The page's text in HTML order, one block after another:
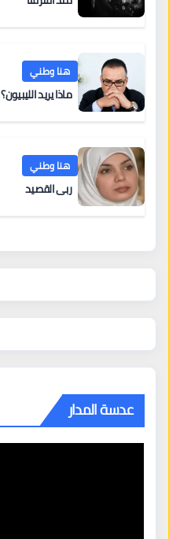
هنا وطني
ماذا يريد الليبيون؟
هنا وطني
ربى القصيد
عدسة المدار